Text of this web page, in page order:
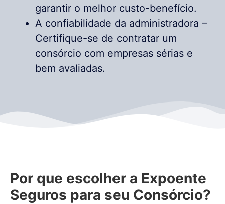
garantir o melhor custo-benefício.
A confiabilidade da administradora –
Certifique-se de contratar um
consórcio com empresas sérias e
bem avaliadas.
Por que escolher a Expoente
Seguros para seu Consórcio?